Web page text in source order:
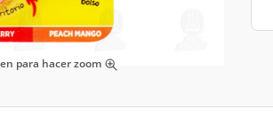
para hacer zoom